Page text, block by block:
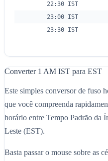
22:30 IST
23:00 IST
23:30 IST
Converter 1 AM IST para EST
Este simples conversor de fuso
que você compreenda
horário entre Tempo Padrão da
Leste (EST).
Basta passar o mouse sobre as